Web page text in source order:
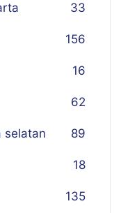
33
156
16
62
selatan 89
18
135